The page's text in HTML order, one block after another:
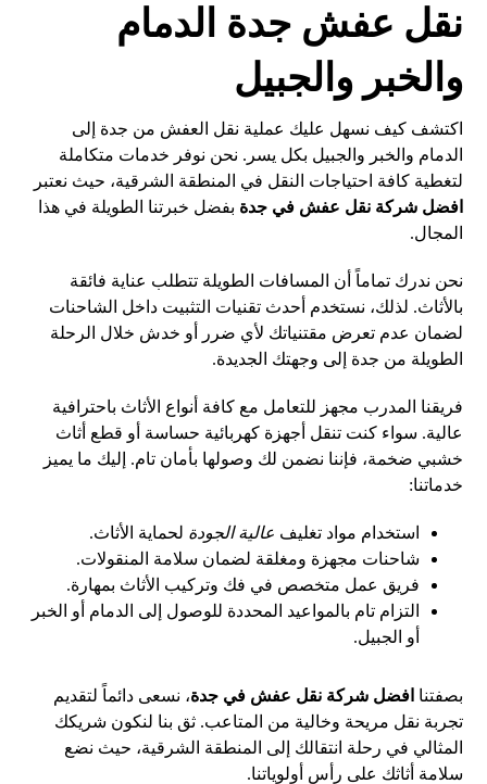
نقل عفش جدة الدمام
والخبر والجبيل
اكتشف كيف نسهل عليك عملية نقل العفش من جدة إلى
الدمام والخبر والجبيل بكل يسر. نحن نوفر خدمات متكاملة
لتغطية كافة احتياجات النقل في المنطقة الشرقية، حيث نعتبر
افضل شركة نقل عفش في جدة بفضل خبرتنا الطويلة في هذا
المجال.
نحن ندرك تماماً أن المسافات الطويلة تتطلب عناية فائقة
بالأثاث. لذلك، نستخدم أحدث تقنيات التثبيت داخل الشاحنات
لضمان عدم تعرض مقتنياتك لأي ضرر أو خدش خلال الرحلة
الطويلة من جدة إلى وجهتك الجديدة.
فريقنا المدرب مجهز للتعامل مع كافة أنواع الأثاث باحترافية
عالية. سواء كنت تنقل أجهزة كهربائية حساسة أو قطع أثاث
خشبي ضخمة، فإننا نضمن لك وصولها بأمان تام. إليك ما يميز
خدماتنا:
استخدام مواد تغليف عالية الجودة لحماية الأثاث.
شاحنات مجهزة ومغلقة لضمان سلامة المنقولات.
فريق عمل متخصص في فك وتركيب الأثاث بمهارة.
التزام تام بالمواعيد المحددة للوصول إلى الدمام أو الخبر
أو الجبيل.
بصفتنا افضل شركة نقل عفش في جدة، نسعى دائماً لتقديم
تجربة نقل مريحة وخالية من المتاعب. ثق بنا لنكون شريكك
المثالي في رحلة انتقالك إلى المنطقة الشرقية، حيث نضع
سلامة أثاثك على رأس أولوياتنا.